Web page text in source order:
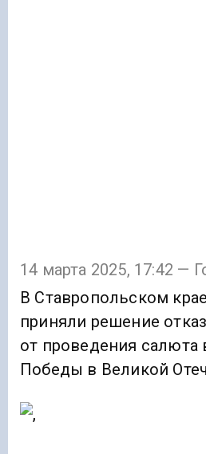
14 марта 2025, 17:42 —
В Ставропольском
приняли решение
от проведения салюта
Победы в Великой